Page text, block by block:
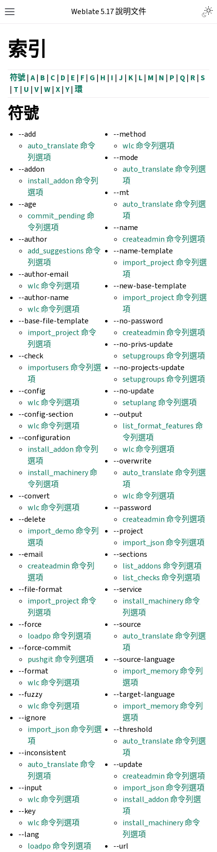
Weblate 5.17 說明文件
索引
符號|A| B | C | D | E | F| G | H | I | J | K| L| M | N | P | Q| R|S
| T | U |V|W|X|Y|環
符號
--add
auto_translate 命令
列選項
--addon
install_addon 命令列
選項
--age
commit_pending 命
令列選項
--author
add_suggestions 命令
列選項
--author-email
wlc 命令列選項
--author-name
wlc 命令列選項
--base-file-template
import_project 命令
列選項
--check
importusers 命令列選
項
--config
wlc 命令列選項
--config-section
wlc 命令列選項
--configuration
install_addon 命令列
選項
install_machinery 命
令列選項
--convert
wlc 命令列選項
--delete
import_demo 命令列
選項
--email
createadmin 命令列
選項
--file-format
import_project 命令
列選項
--force
loadpo 命令列選項
--force-commit
pushgit 命令列選項
--format
wlc 命令列選項
--fuzzy
wlc 命令列選項
--ignore
import_json 命令列選
項
--inconsistent
auto_translate 命令
列選項
--input
wlc 命令列選項
--key
wlc 命令列選項
--lang
loadpo 命令列選項
--method
wlc 命令列選項
--mode
auto_translate 命令列選
項
--mt
auto_translate 命令列選
項
--name
createadmin 命令列選項
--name-template
import_project 命令列選
項
--new-base-template
import_project 命令列選
項
--no-password
createadmin 命令列選項
--no-privs-update
setupgroups 命令列選項
--no-projects-update
setupgroups 命令列選項
--no-update
setuplang 命令列選項
--output
list_format_features 命
令列選項
wlc 命令列選項
--overwrite
auto_translate 命令列選
項
wlc 命令列選項
--password
createadmin 命令列選項
--project
import_json 命令列選項
--sections
list_addons 命令列選項
list_checks 命令列選項
--service
install_machinery 命令
列選項
--source
auto_translate 命令列選
項
--source-language
import_memory 命令列
選項
--target-language
import_memory 命令列
選項
--threshold
auto_translate 命令列選
項
--update
createadmin 命令列選項
import_json 命令列選項
install_addon 命令列選
項
install_machinery 命令
列選項
--url